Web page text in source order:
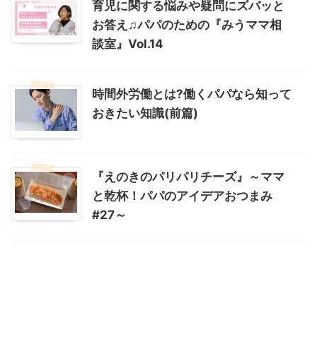
育児に関する悩みや疑問にズバッと
お答え♫パパのための『みうママ相
談室』Vol.14
時間外労働とは?働くパパなら知って
おきたい知識(前篇)
『えのきのパリパリチーズ』～ママ
と乾杯！パパのアイデアおつまみ
#27～